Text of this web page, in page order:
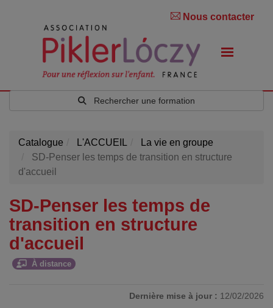
Nous contacter
Rechercher une formation
Catalogue L'ACCUEIL
La vie en groupe
SD-Penser les temps de transition en structure
d'accueil
SD-Penser les temps de
transition en structure
d'accueil
À distance
Dernière mise à jour : 12/02/2026